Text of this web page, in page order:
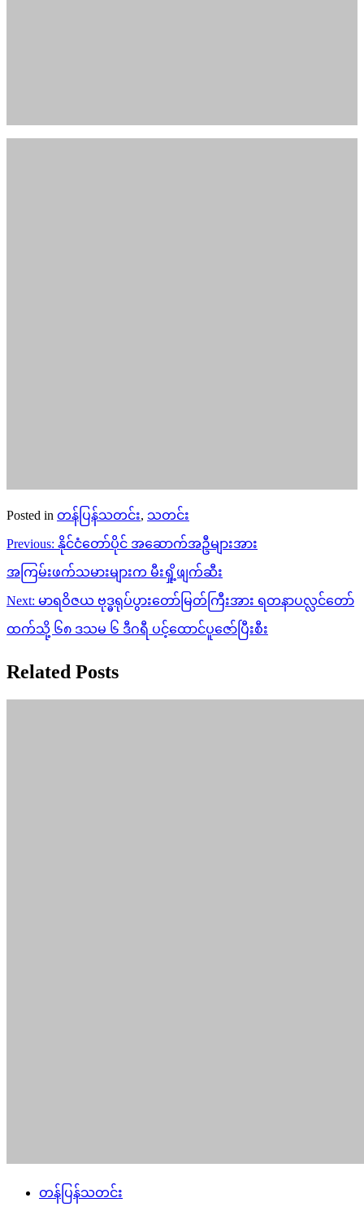
Posted in တန်ပြန်သတင်း, သတင်း
Post
navigation
Previous: နိုင်ငံတော်ပိုင် အဆောက်အဦများအား
အကြမ်းဖက်သမားများက မီးရှို့ဖျက်ဆီး
Next: မာရဝိဇယ ဗုဒ္ဓရုပ်ပွားတော်မြတ်ကြီးအား ရတနာပလ္လင်တော်
ထက်သို့ ၆၈ ဒသမ ၆ ဒီဂရီ ပင့်ထောင်ပူဇော်ပြီးစီး
Related Posts
တန်ပြန်သတင်း